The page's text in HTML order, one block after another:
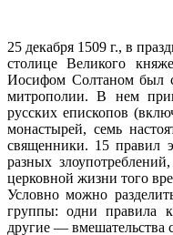
25 декабря 1509 г., в
столице Великого
Иосифом Солтаном был
митрополии. В нем
русских епископов
монастырей, семь
священники. 15 правил
разных
церковной жизни того
Условно можно
группы: одни правила
другие — вмешательства